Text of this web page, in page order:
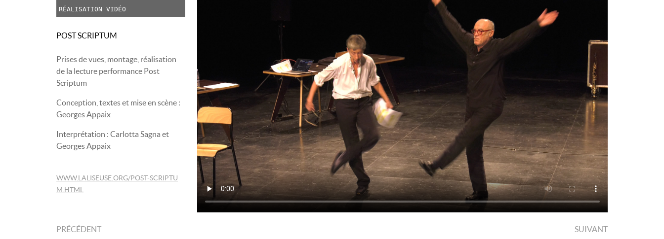
RÉALISATION VIDÉO
POST SCRIPTUM
Prises de vues, montage, réalisation
de la lecture performance Post
Scriptum
Conception, textes et mise en scène :
Georges Appaix
Interprétation : Carlotta Sagna et
Georges Appaix
WWW.LALISEUSE.ORG/POST-SCRIPTU
M.HTML
PRÉCÉDENT SUIVANT